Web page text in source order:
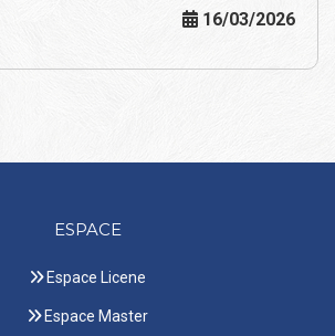
16/03/2026
ESPACE
Espace Licene
Espace Master